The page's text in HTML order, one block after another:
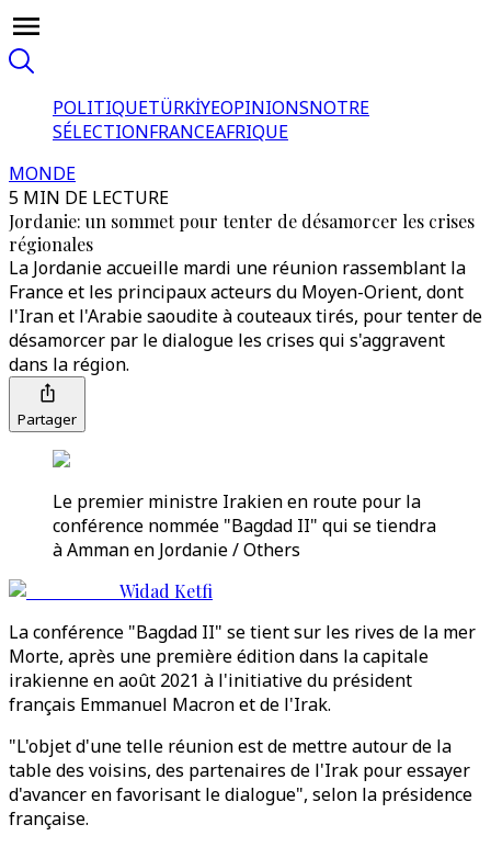
POLITIQUETÜRKİYEOPINIONSNOTRE
SÉLECTIONFRANCEAFRIQUE
MONDE
5 MIN DE LECTURE
Jordanie: un sommet pour tenter de désamorcer les crises
régionales
La Jordanie accueille mardi une réunion rassemblant la
France et les principaux acteurs du Moyen-Orient, dont
l'Iran et l'Arabie saoudite à couteaux tirés, pour tenter de
désamorcer par le dialogue les crises qui s'aggravent
dans la région.
Partager
Le premier ministre Irakien en route pour la
conférence nommée "Bagdad II" qui se tiendra
à Amman en Jordanie / Others
Widad Ketfi
La conférence "Bagdad II" se tient sur les rives de la mer
Morte, après une première édition dans la capitale
irakienne en août 2021 à l'initiative du président
français Emmanuel Macron et de l'Irak.
"L'objet d'une telle réunion est de mettre autour de la
table des voisins, des partenaires de l'Irak pour essayer
d'avancer en favorisant le dialogue", selon la présidence
française.